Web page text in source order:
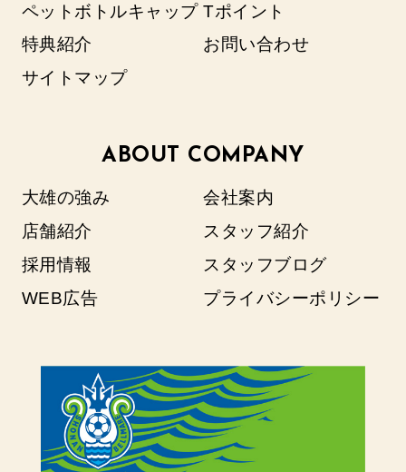
ペットボトルキャップ Tポイント
特典紹介
お問い合わせ
サイトマップ
ABOUT COMPANY
大雄の強み
会社案内
店舗紹介
スタッフ紹介
採用情報
スタッフブログ
WEB広告
プライバシーポリシー